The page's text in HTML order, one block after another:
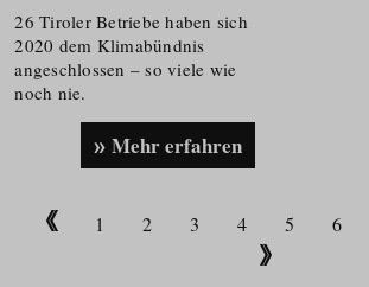
26 Tiroler Betriebe haben sich
2020 dem Klimabündnis
angeschlossen – so viele wie
noch nie.
Mehr erfahren
1 2 3 4 5 6